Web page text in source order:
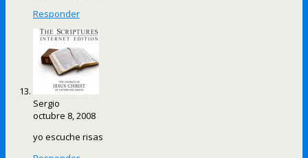
Responder
Sergio
octubre 8, 2008
yo escuche risas